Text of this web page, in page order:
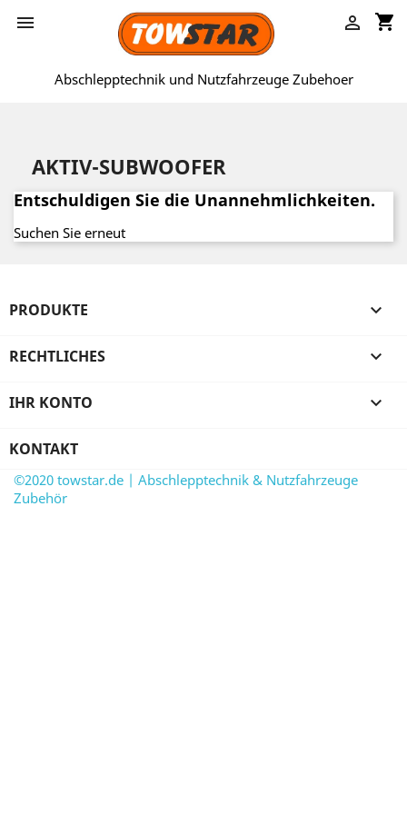
 shopping_cart

Abschlepptechnik und Nutzfahrzeuge Zubehoer
AKTIV-SUBWOOFER
Entschuldigen Sie die Unannehmlichkeiten.
Suchen Sie erneut
PRODUKTE 
RECHTLICHES 
IHR KONTO 
KONTAKT
©2020 towstar.de | Abschlepptechnik & Nutzfahrzeuge
Zubehör